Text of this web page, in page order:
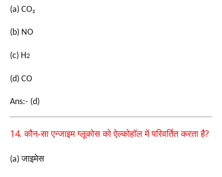
(a) CO₂
(b) NO
(c) H2
(d) CO
Ans:- (d)
14.कौन-सा एन्जाइम ग्लूकोस को ऐल्कोहॉल में परिवर्तित करता है?
(a)जाइमेस